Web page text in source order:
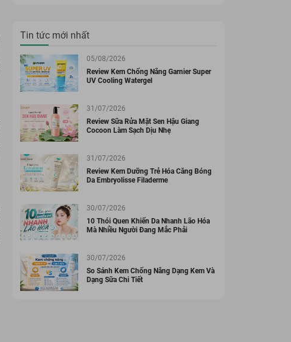
Tin tức mới nhất
05/08/2026
Review Kem Chống Nắng Garnier Super
UV Cooling Watergel
31/07/2026
Review Sữa Rửa Mặt Sen Hậu Giang
Cocoon Làm Sạch Dịu Nhẹ
31/07/2026
Review Kem Dưỡng Trẻ Hóa Căng Bóng
Da Embryolisse Filaderme
30/07/2026
10 Thói Quen Khiến Da Nhanh Lão Hóa
Mà Nhiều Người Đang Mắc Phải
30/07/2026
So Sánh Kem Chống Nắng Dạng Kem Và
Dạng Sữa Chi Tiết